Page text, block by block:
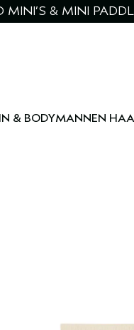
& MINI
& BODYMANNEN